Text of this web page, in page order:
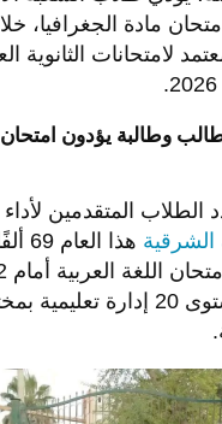
مادة الجغرافيا،
لامتحانات الثانوية
69 ألف طالب وطالبة يؤدون
الطلاب المتقدمين لأداء
موزعة على مستوى 20 إدارة